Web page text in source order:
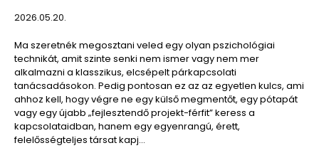
2026.05.20.
Ma szeretnék megosztani veled egy olyan pszichológiai
technikát, amit szinte senki nem ismer vagy nem mer
alkalmazni a klasszikus, elcsépelt párkapcsolati
tanácsadásokon. Pedig pontosan ez az az egyetlen kulcs, ami
ahhoz kell, hogy végre ne egy külső megmentőt, egy pótapát
vagy egy újabb „fejlesztendő projekt-férfit” keress a
kapcsolataidban, hanem egy egyenrangú, érett,
felelősségteljes társat kapj...